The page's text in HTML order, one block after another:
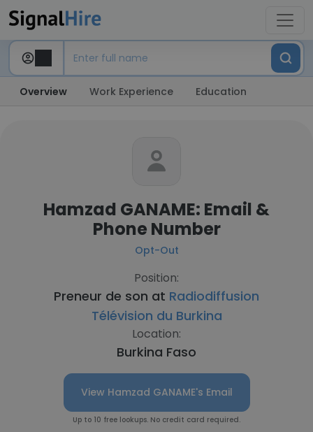
Overview Work Experience Education
Hamzad GANAME: Email &
Phone Number
Opt-Out
Position:
Preneur de son at Radiodiffusion
Télévision du Burkina
Location:
Burkina Faso
View Hamzad GANAME's Email
Up to 10 free lookups. No credit card required.